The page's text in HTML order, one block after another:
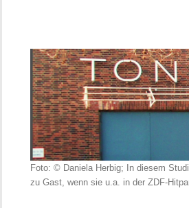
Foto: © Daniela Herbig; In diesem
zu Gast, wenn sie u.a. in der ZDF-